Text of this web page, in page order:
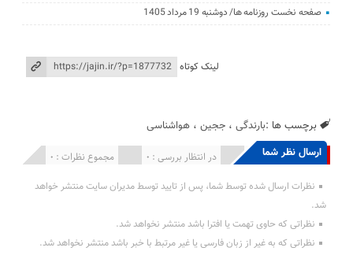
صفحه نخست روزنامه ها/ دوشنبه 19 مرداد 1405
لینک کوتاه
برچسب ها :بارندگی ،ججین ،هواشناسی
ارسال نظر شما مجموع نظرات : 0 در انتظار بررسی : 0 انتشار یافته : 0
نظرات ارسال شده توسط شما، پس از تایید توسط مدیران سایت منتشر خواهد
شد.
نظراتی که حاوی تهمت یا افترا باشد منتشر نخواهد شد.
نظراتی که به غیر از زبان فارسی یا غیر مرتبط با خبر باشد منتشر نخواهد شد.